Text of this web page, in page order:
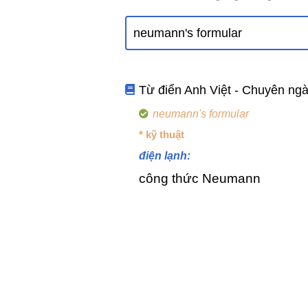
Từ điển Anh Việt - Chuyên
neumann's formular
* kỹ thuật
điện lạnh:
công thức Neumann